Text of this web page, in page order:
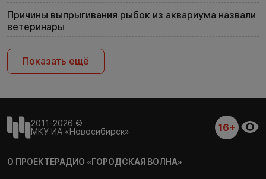
Причины выпрыгивания рыбок из аквариума назвали
ветеринары
Показать ещё
2011-2026 ©
МКУ ИА «Новосибирск»
16+
О ПРОЕКТЕРАДИО «ГОРОДСКАЯ ВОЛНА»